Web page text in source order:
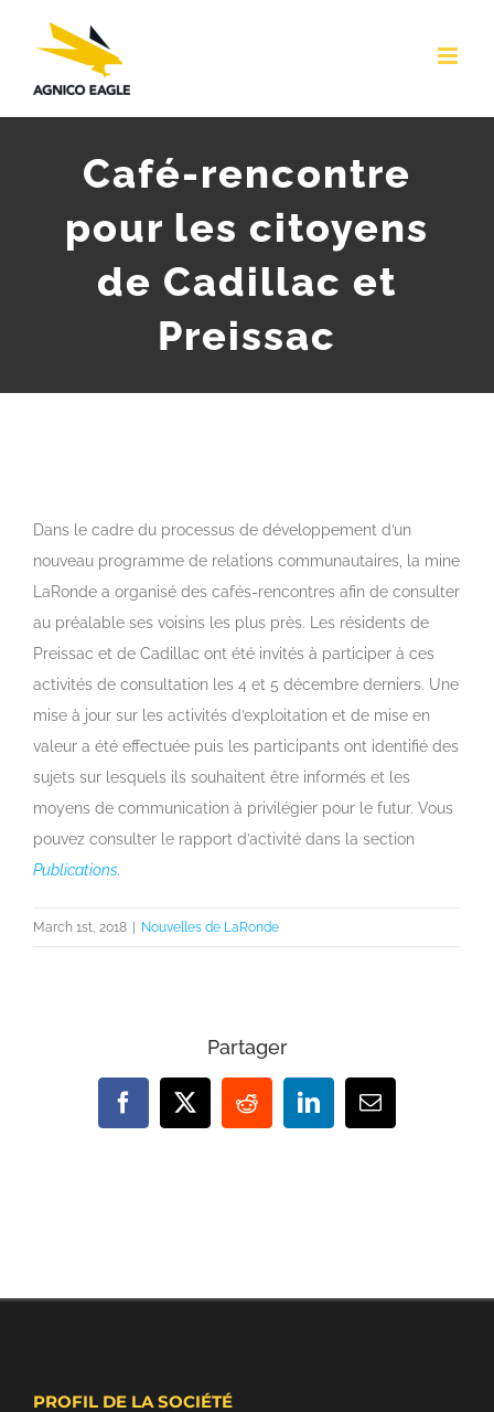
Café-rencontre
pour les citoyens
de Cadillac et
Preissac
Larger
Image
Dans le cadre du processus de développement d’un
nouveau programme de relations communautaires, la mine
LaRonde a organisé des cafés-rencontres afin de consulter
au préalable ses voisins les plus près. Les résidents de
Preissac et de Cadillac ont été invités à participer à ces
activités de consultation les 4 et 5 décembre derniers. Une
mise à jour sur les activités d’exploitation et de mise en
valeur a été effectuée puis les participants ont identifié des
sujets sur lesquels ils souhaitent être informés et les
moyens de communication à privilégier pour le futur. Vous
pouvez consulter le rapport d’activité dans la section
Publications.
March 1st, 2018 | Nouvelles de LaRonde
Partager
Facebook
X RedditLinkedInEmail
PROFIL DE LA SOCIÉTÉ